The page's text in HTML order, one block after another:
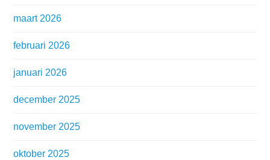
maart 2026
februari 2026
januari 2026
december 2025
november 2025
oktober 2025